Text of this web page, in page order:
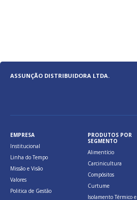
ASSUNÇÃO DISTRIBUIDORA LTDA.
EMPRESA
Institucional
Linha do Tempo
Missão e Visão
Valores
Politica de Gestão
PRODUTOS POR
SEGMENTO
Alimentício
Carcinicultura
Compósitos
Curtume
Isolamento Térmico e